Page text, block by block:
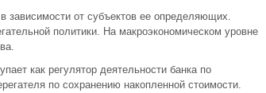
зависимости от субъектов ее определяющих.
политики. На макроэкономическом уровне
как регулятор деятельности банка по
по сохранению накопленной стоимости.